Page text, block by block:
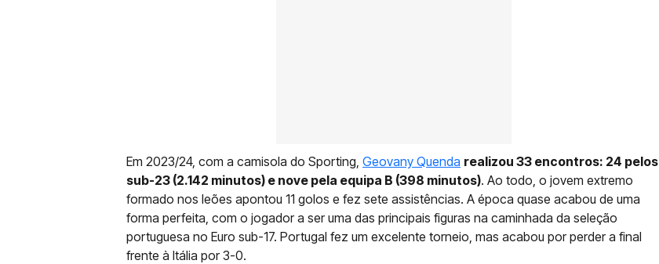
Em 2023/24, com a camisola do Sporting, Geovany Quenda realizou 33 encontros: 24 pelos
sub-23 (2.142 minutos) e nove pela equipa B (398 minutos). Ao todo, o jovem extremo
formado nos leões apontou 11 golos e fez sete assistências. A época quase acabou de uma
forma perfeita, com o jogador a ser uma das principais figuras na caminhada da seleção
portuguesa no Euro sub-17. Portugal fez um excelente torneio, mas acabou por perder a final
frente à Itália por 3-0.